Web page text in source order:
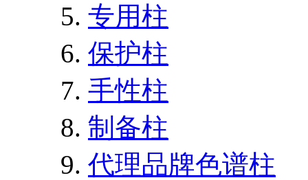
专用柱
保护柱
手性柱
制备柱
代理品牌色谱柱